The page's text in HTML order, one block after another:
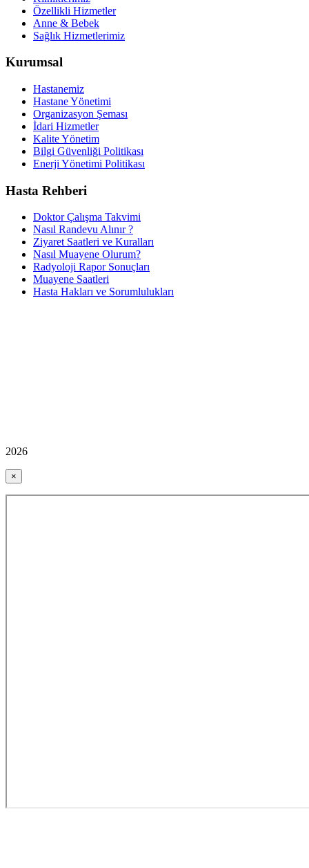
Özellikli Hizmetler
Anne & Bebek
Sağlık Hizmetlerimiz
Kurumsal
Hastanemiz
Hastane Yönetimi
Organizasyon Şeması
İdari Hizmetler
Kalite Yönetim
Bilgi Güvenliği Politikası
Enerji Yönetimi Politikası
Hasta Rehberi
Doktor Çalışma Takvimi
Nasıl Randevu Alınır ?
Ziyaret Saatleri ve Kuralları
Nasıl Muayene Olurum?
Radyoloji Rapor Sonuçları
Muayene Saatleri
Hasta Hakları ve Sorumlulukları
2026
×